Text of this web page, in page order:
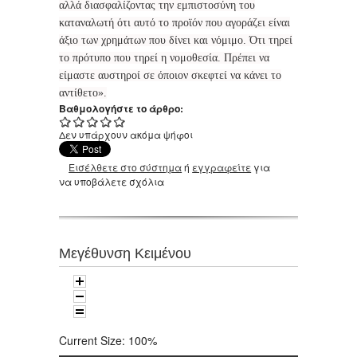
αλλά διασφαλίζοντας την εμπιστοσύνη του
καταναλωτή ότι αυτό το προϊόν που αγοράζει είναι
άξιο των χρημάτων που δίνει και νόμιμο. Ότι τηρεί
το πρότυπο που τηρεί η νομοθεσία. Πρέπει να
είμαστε αυστηροί σε όποιον σκεφτεί να κάνει το
αντίθετο».
Βαθμολογήστε το άρθρο:
Δεν υπάρχουν ακόμα ψήφοι
Εισέλθετε στο σύστημαή εγγραφείτε για
να υποβάλετε σχόλια
Μεγέθυνση Κειμένου
Current Size: 100%